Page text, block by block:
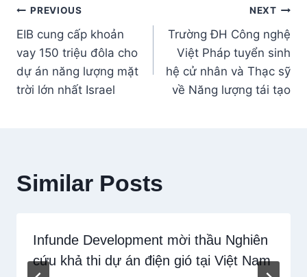
Post
navigation
PREVIOUS
EIB cung cấp khoản
vay 150 triệu đôla cho
dự án năng lượng mặt
trời lớn nhất Israel
NEXT
Trường ĐH Công nghệ
Việt Pháp tuyển sinh
hệ cử nhân và Thạc sỹ
về Năng lượng tái tạo
Similar Posts
Infunde Development mời thầu Nghiên
cứu khả thi dự án điện gió tại Việt Nam